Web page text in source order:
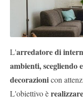
Area
Aziende
L'arredatore di
ambienti, scegliendo
decorazionicon
L'obiettivo è